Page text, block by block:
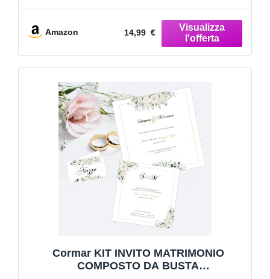
Amazon 14,99 €
Cormar KIT INVITO MATRIMONIO
COMPOSTO DA BUSTA